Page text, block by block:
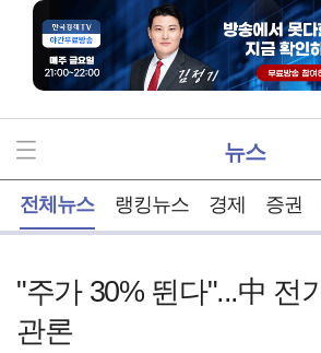
뉴스
전체뉴스 랭킹뉴스 경제 증권
"주가 30% 뛴다"...中 전
관론